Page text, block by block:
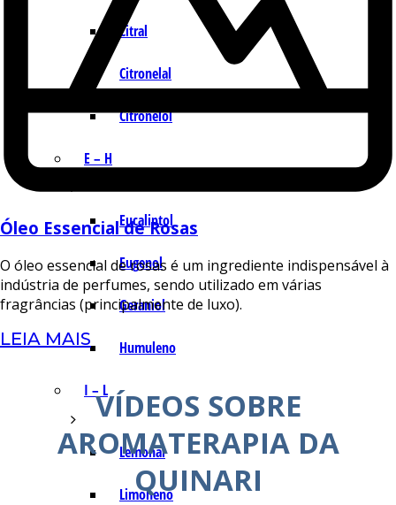
Citral
Citronelal
Citronelol
E – H
Eucaliptol
Eugenol
Geraniol
Humuleno
I – L
Lemonal
Limoneno
Óleo Essencial de Rosas
O óleo essencial de rosas é um ingrediente indispensável à
indústria de perfumes, sendo utilizado em várias
fragrâncias (principalmente de luxo).
LEIA MAIS
VÍDEOS SOBRE
AROMATERAPIA DA
QUINARI